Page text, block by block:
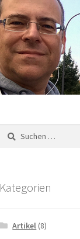
Suchen
nach:
Kategorien
Artikel (8)